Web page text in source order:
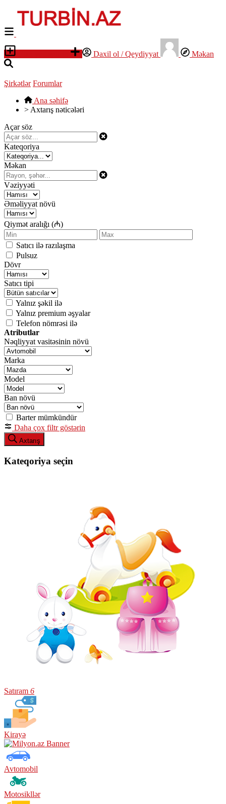
Daxil ol / Qeydiyyat Məkan
Şirkətlər Forumlar
Ana səhifə
> Axtarış nəticələri
Açar söz
Kateqoriya
Məkan
Vəziyyəti
Əməliyyat növü
Qiymət aralığı (₼)
Satıcı ilə razılaşma
Pulsuz
Dövr
Satıcı tipi
Yalnız şəkil ilə
Yalnız premium əşyalar
Telefon nömrəsi ilə
Atributlar
Nəqliyyat vasitəsinin növü
Marka
Model
Ban növü
Barter mümkündür
Daha çox filtr göstərin
Axtarış
Kateqoriya seçin
Satıram 6
Kirayə
Avtomobil
Motosikllər